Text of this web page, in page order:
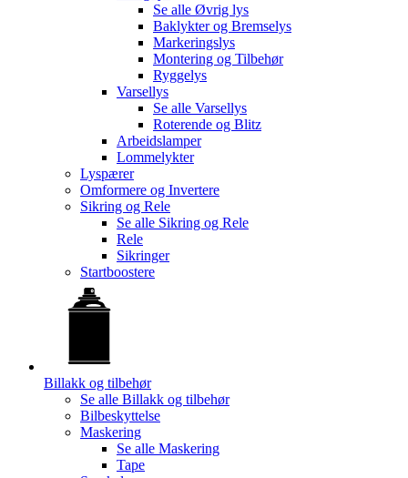
Se alle Øvrig lys
Baklykter og Bremselys
Markeringslys
Montering og Tilbehør
Ryggelys
Varsellys
Se alle Varsellys
Roterende og Blitz
Arbeidslamper
Lommelykter
Lyspærer
Omformere og Invertere
Sikring og Rele
Se alle Sikring og Rele
Rele
Sikringer
Startboostere
Billakk og tilbehør
Se alle Billakk og tilbehør
Bilbeskyttelse
Maskering
Se alle Maskering
Tape